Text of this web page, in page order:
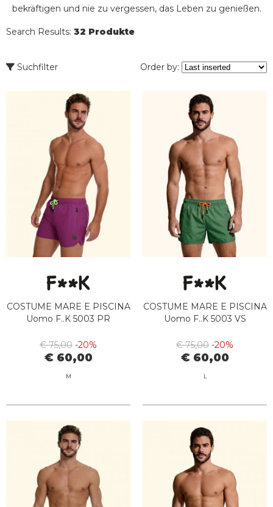
bekräftigen und nie zu vergessen, das Leben zu genießen.
Search Results: 32 Produkte
Suchfilter Order by:
COSTUME MARE E PISCINA
Uomo F..K 5003 PR
€ 75,00 -20%
€ 60,00
M
COSTUME MARE E PISCINA
Uomo F..K 5003 VS
€ 75,00 -20%
€ 60,00
L